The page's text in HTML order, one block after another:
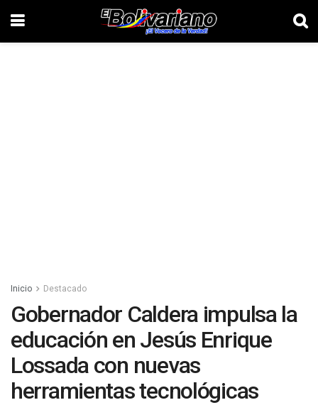
Inicio Destacado
Gobernador Caldera impulsa la
educación en Jesús Enrique
Lossada con nuevas
herramientas tecnológicas